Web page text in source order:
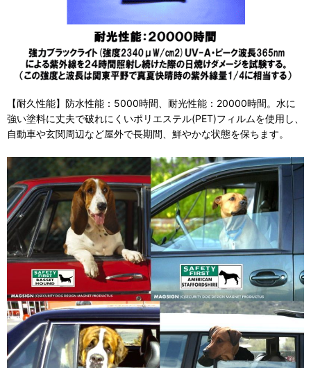
【耐久性能】防水性能：5000時間、耐光性能：20000時間。水に
強い塗料に丈夫で破れにくいポリエステル(PET)フィルムを使用し、
自動車や玄関周辺など屋外で長期間、鮮やかな状態を保ちます。